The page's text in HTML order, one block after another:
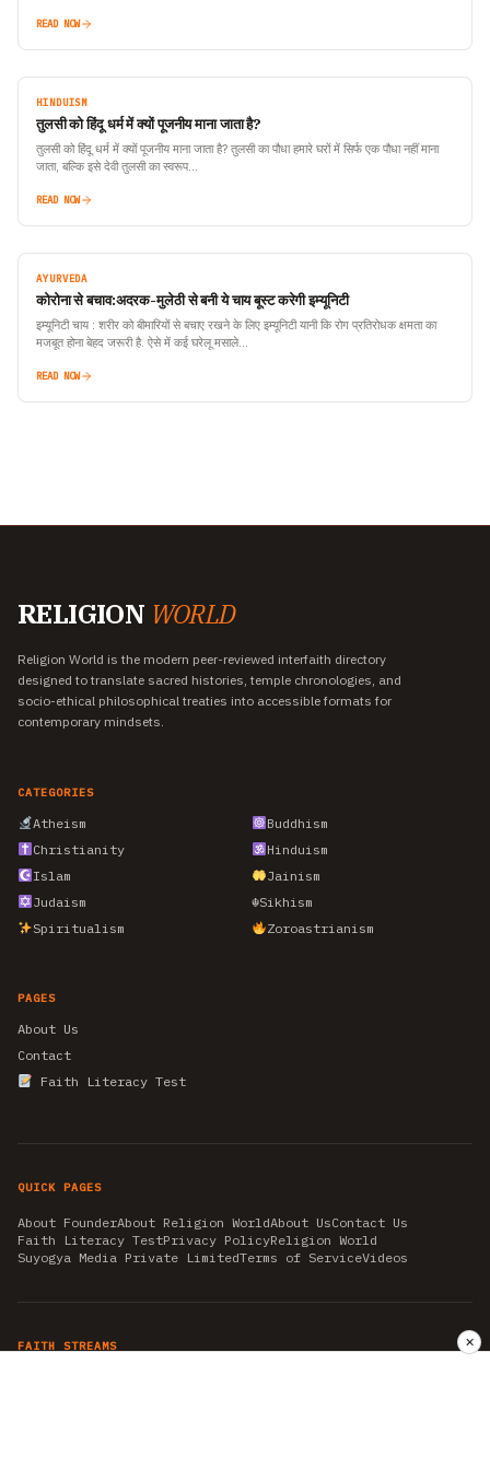
READ NOW
HINDUISM
तुलसी को हिंदू धर्म में क्यों पूजनीय माना जाता है?
तुलसी को हिंदू धर्म में क्यों पूजनीय माना जाता है? तुलसी का पौधा हमारे घरों में सिर्फ एक पौधा नहीं माना
जाता, बल्कि इसे देवी तुलसी का स्वरूप…
READ NOW
AYURVEDA
कोरोना से बचाव:अदरक-मुलेठी से बनी ये चाय बूस्ट करेगी इम्यूनिटी
इम्यूनिटी चाय : शरीर को बीमारियों से बचाए रखने के लिए इम्यूनिटी यानी कि रोग प्रतिरोधक क्षमता का
मजबूत होना बेहद जरूरी है. ऐसे में कई घरेलू मसाले…
READ NOW
RELIGION WORLD
Religion World is the modern peer-reviewed interfaith directory
designed to translate sacred histories, temple chronologies, and
socio-ethical philosophical treaties into accessible formats for
contemporary mindsets.
CATEGORIES
Atheism
Buddhism
Christianity
Hinduism
Islam
Jainism
Judaism
☬Sikhism
Spiritualism
Zoroastrianism
PAGES
About Us
Contact
Faith Literacy Test
QUICK PAGES
About FounderAbout Religion WorldAbout UsContact Us
Faith Literacy TestPrivacy PolicyReligion World
Suyogya Media Private LimitedTerms of ServiceVideos
FAITH STREAMS ✕